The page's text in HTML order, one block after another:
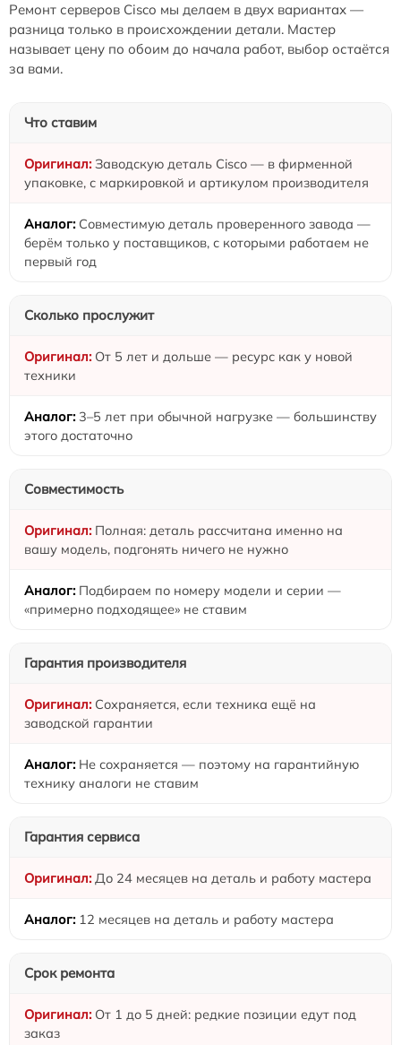
Ремонт серверов Cisco мы делаем в двух вариантах —
разница только в происхождении детали. Мастер
называет цену по обоим до начала работ, выбор остаётся
за вами.
Что ставим
Заводскую деталь Cisco — в фирменной
упаковке, с маркировкой и артикулом производителя
Совместимую деталь проверенного завода —
берём только у поставщиков, с которыми работаем не
первый год
Сколько прослужит
От 5 лет и дольше — ресурс как у новой
техники
3–5 лет при обычной нагрузке — большинству
этого достаточно
Совместимость
Полная: деталь рассчитана именно на
вашу модель, подгонять ничего не нужно
Подбираем по номеру модели и серии —
«примерно подходящее» не ставим
Гарантия производителя
Сохраняется, если техника ещё на
заводской гарантии
Не сохраняется — поэтому на гарантийную
технику аналоги не ставим
Гарантия сервиса
До 24 месяцев на деталь и работу мастера
12 месяцев на деталь и работу мастера
Срок ремонта
От 1 до 5 дней: редкие позиции едут под
заказ